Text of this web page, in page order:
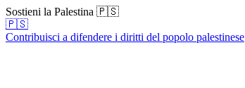
Sostieni la Palestina 🇵🇸
🇵🇸
Contribuisci a difendere i diritti del popolo palestinese